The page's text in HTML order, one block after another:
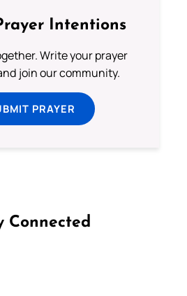
Intentions
Write your prayer
join our community.
PRAYER
Connected